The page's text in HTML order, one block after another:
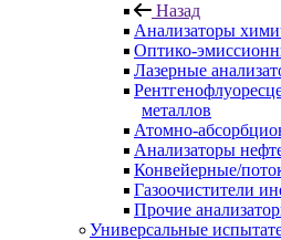
Назад
Анализаторы
Оптико-
Лазерные
металлов
Атомно-
Анализаторы
Конвейерные/
Газоочистители
Прочие
Универсальные